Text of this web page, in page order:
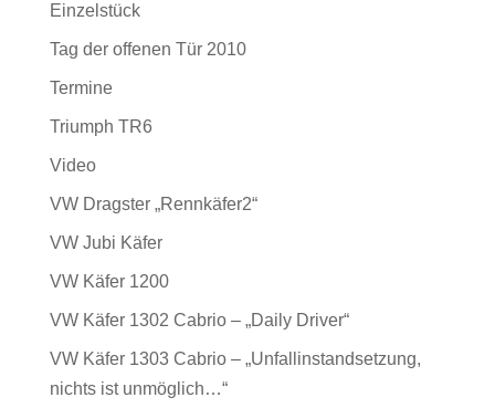
Einzelstück
Tag der offenen Tür 2010
Termine
Triumph TR6
Video
VW Dragster „Rennkäfer2“
VW Jubi Käfer
VW Käfer 1200
VW Käfer 1302 Cabrio – „Daily Driver“
VW Käfer 1303 Cabrio – „Unfallinstandsetzung,
nichts ist unmöglich…“